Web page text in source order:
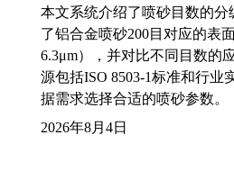
本文系统介绍了喷砂目数的分
了铝合金喷砂200目对应的表
6.3μm），并对比不同目数的
源包括ISO 8503-1标准和行业
据需求选择合适的喷砂参数。
2026年8月4日